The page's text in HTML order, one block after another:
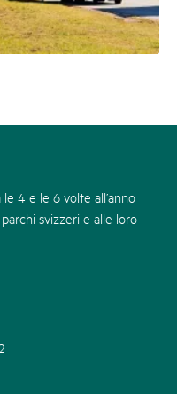
4 e le 6 volte all’anno
svizzeri e alle loro